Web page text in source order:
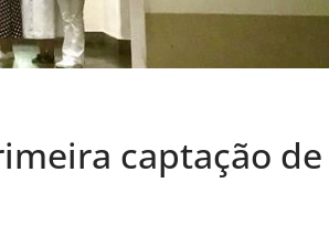
captação de